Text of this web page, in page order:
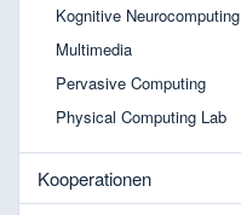
Kognitive Neurocomputing
Multimedia
Pervasive Computing
Physical Computing Lab
Kooperationen